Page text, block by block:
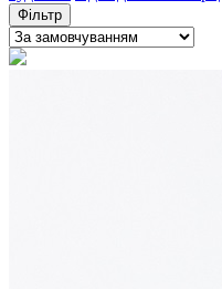
Фільтр